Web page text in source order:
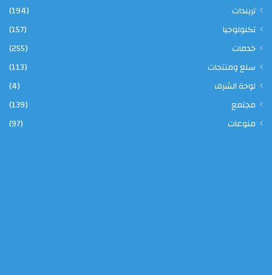
تريندات
(194)
تكنولوجيا
(157)
خدمات
(255)
سلع ومنتجات
(113)
لوحة الشرف
(4)
مجتمع
(139)
منوعات
(97)